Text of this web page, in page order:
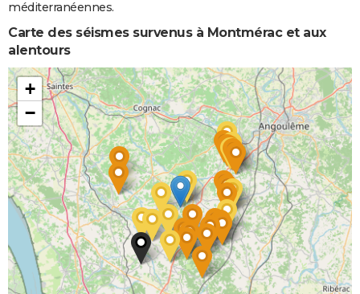
méditerranéennes.
Carte des séismes survenus à Montmérac et aux
alentours
+
−